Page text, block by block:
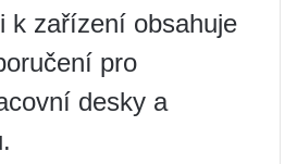
k zařízení obsahuje
pro
desky a